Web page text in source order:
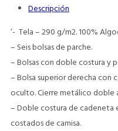
Descripción
‘- Tela – 290 g/m2. 100%
– Seis bolsas de parche.
– Bolsas con doble costura y
– Bolsa superior derecha con
oculto. Cierre metálico doble
– Doble costura de cadeneta
costados de camisa.